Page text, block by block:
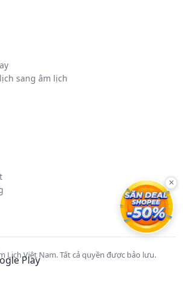
sang âm lịch
Lịch Việt Nam. Tất cả quyền được bảo lưu.
×